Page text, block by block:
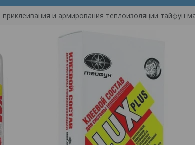
приклеивания и армирования теплоизоляции тайфун